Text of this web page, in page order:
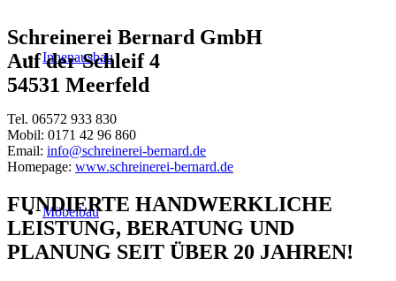
Innenausbau
Möbelbau
Schreinerei Bernard GmbH
Auf der Schleif 4
54531 Meerfeld
Tel. 06572 933 830
Mobil: 0171 42 96 860
Email: info@schreinerei-bernard.de
Homepage: www.schreinerei-bernard.de
FUNDIERTE HANDWERKLICHE
LEISTUNG, BERATUNG UND
PLANUNG SEIT ÜBER 20 JAHREN!